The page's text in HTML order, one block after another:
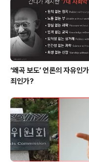
고 넘어 갈 수도 있는 이야기를
이 ‘북한체제·김씨 일가를 미화
고무에 해당한다..
‘왜곡 보도’ 언론의 자유인
죄인가?